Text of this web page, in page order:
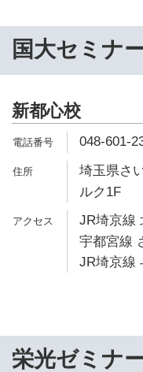
国大セミナ
新都心校
048-601-
埼玉県さ
ルク1F
JR埼京線
宇都宮線
JR埼京線
栄光ゼミナ